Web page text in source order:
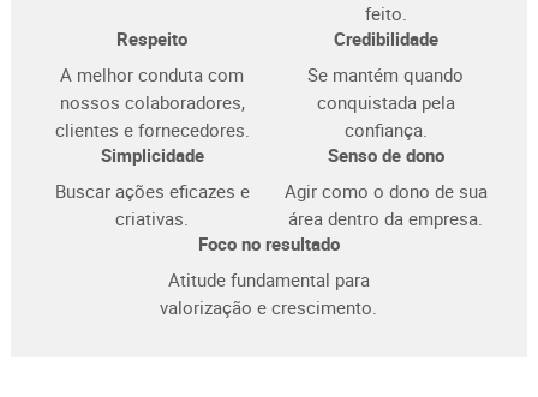
feito.
Respeito
A melhor conduta com
nossos colaboradores,
clientes e fornecedores.
Credibilidade
Se mantém quando
conquistada pela
confiança.
Simplicidade
Buscar ações eficazes e
criativas.
Senso de dono
Agir como o dono de sua
área dentro da empresa.
Foco no resultado
Atitude fundamental para
valorização e crescimento.